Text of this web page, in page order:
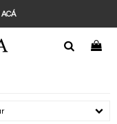
ACÁ
Recomendados